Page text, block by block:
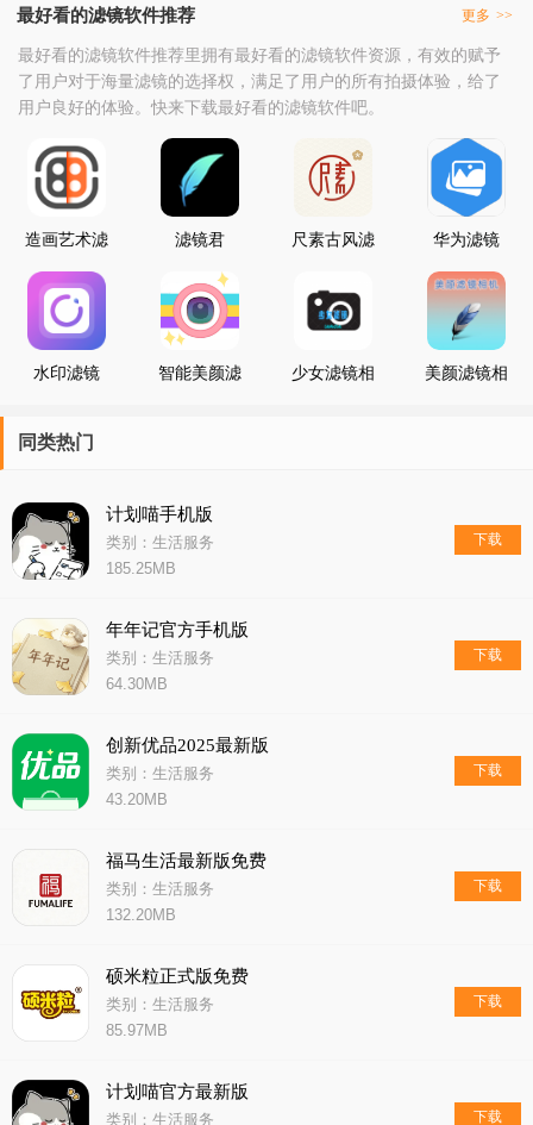
最好看的滤镜软件推荐 更多 >>
最好看的滤镜软件推荐里拥有最好看的滤镜软件资源，有效的赋予
了用户对于海量滤镜的选择权，满足了用户的所有拍摄体验，给了
用户良好的体验。快来下载最好看的滤镜软件吧。
造画艺术滤
滤镜君
尺素古风滤
华为滤镜
水印滤镜
智能美颜滤
少女滤镜相
美颜滤镜相
同类热门
计划喵手机版
类别：生活服务
185.25MB
下载
年年记官方手机版
类别：生活服务
64.30MB
下载
创新优品2025最新版
类别：生活服务
43.20MB
下载
福马生活最新版免费
类别：生活服务
132.20MB
下载
硕米粒正式版免费
类别：生活服务
85.97MB
下载
计划喵官方最新版
类别：生活服务 下载